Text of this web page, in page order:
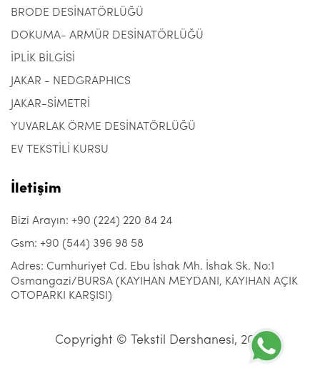
BRODE DESİNATÖRLÜĞÜ
DOKUMA- ARMÜR DESİNATÖRLÜĞÜ
İPLİK BİLGİSİ
JAKAR - NEDGRAPHICS
JAKAR-SİMETRİ
YUVARLAK ÖRME DESİNATÖRLÜĞÜ
EV TEKSTİLİ KURSU
İletişim
Bizi Arayın: +90 (224) 220 84 24
Gsm: +90 (544) 396 98 58
Adres: Cumhuriyet Cd. Ebu İshak Mh. İshak Sk. No:1
Osmangazi/BURSA (KAYIHAN MEYDANI, KAYIHAN AÇIK
OTOPARKI KARŞISI)
Copyright © Tekstil Dershanesi, 2021